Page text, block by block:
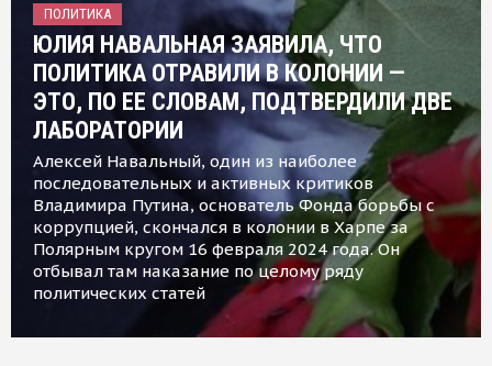
ПОЛИТИКА
ЮЛИЯ НАВАЛЬНАЯ ЗАЯВИЛА, ЧТО
ПОЛИТИКА ОТРАВИЛИ В КОЛОНИИ —
ЭТО, ПО ЕЕ СЛОВАМ, ПОДТВЕРДИЛИ ДВЕ
ЛАБОРАТОРИИ
Алексей Навальный, один из наиболее
последовательных и активных критиков
Владимира Путина, основатель Фонда борьбы с
коррупцией, скончался в колонии в Харпе за
Полярным кругом 16 февраля 2024 года. Он
отбывал там наказание по целому ряду
политических статей